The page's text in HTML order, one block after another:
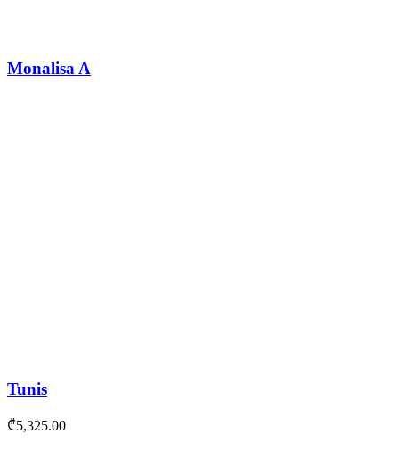
Monalisa A
Tunis
₾5,325.00